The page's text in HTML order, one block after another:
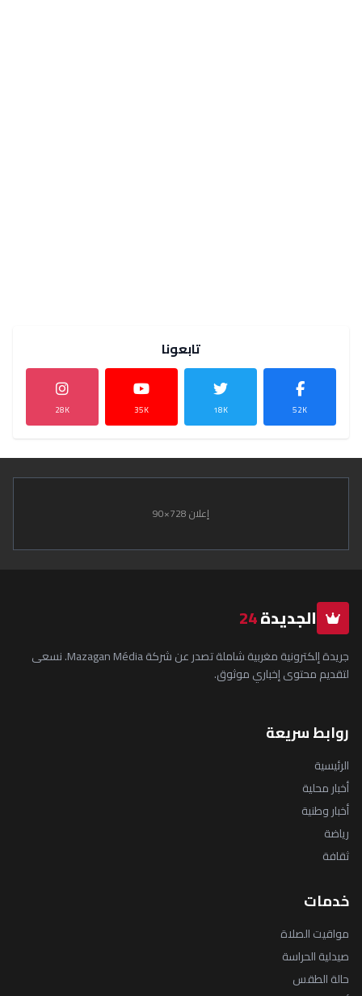
تابعونا
52K
18K
35K
28K
إعلان 728×90
الجديدة24
جريدة إلكترونية مغربية شاملة تصدر عن شركة Mazagan Média. نسعى
لتقديم محتوى إخباري موثوق.
روابط سريعة
الرئيسية
أخبار محلية
أخبار وطنية
رياضة
ثقافة
خدمات
مواقيت الصلاة
صيدلية الحراسة
حالة الطقس